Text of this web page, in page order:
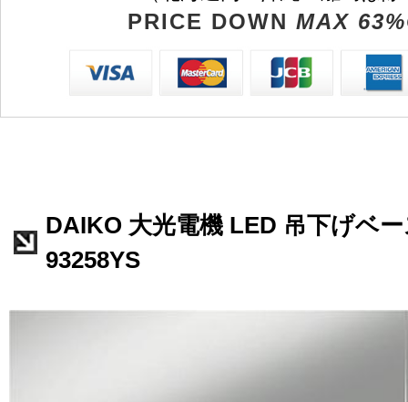
PRICE DOWN MAX
DAIKO 大光電機 LED 吊下げベ
93258YS